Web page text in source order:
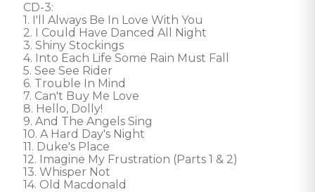
CD-3:
1. I'll Always Be In Love With You
2. I Could Have Danced All Night
3. Shiny Stockings
4. Into Each Life Some Rain Must Fall
5. See See Rider
6. Trouble In Mind
7. Can't Buy Me Love
8. Hello, Dolly!
9. And The Angels Sing
10. A Hard Day's Night
11. Duke's Place
12. Imagine My Frustration (Parts 1 & 2)
13. Whisper Not
14. Old Macdonald